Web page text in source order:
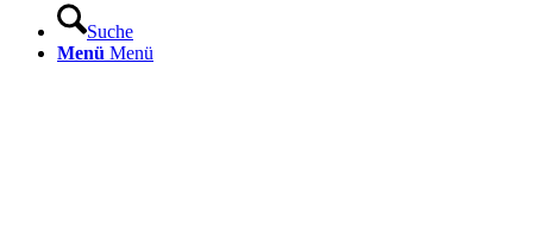
Suche
Menü Menü